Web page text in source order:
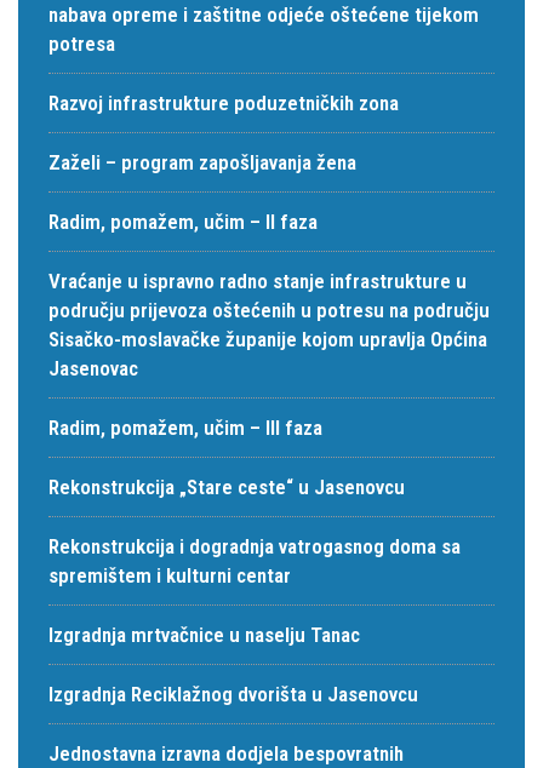
nabava opreme i zaštitne odjeće oštećene tijekom
potresa
Razvoj infrastrukture poduzetničkih zona
Zaželi – program zapošljavanja žena
Radim, pomažem, učim – II faza
Vraćanje u ispravno radno stanje infrastrukture u
području prijevoza oštećenih u potresu na području
Sisačko-moslavačke županije kojom upravlja Općina
Jasenovac
Radim, pomažem, učim – III faza
Rekonstrukcija „Stare ceste“ u Jasenovcu
Rekonstrukcija i dogradnja vatrogasnog doma sa
spremištem i kulturni centar
Izgradnja mrtvačnice u naselju Tanac
Izgradnja Reciklažnog dvorišta u Jasenovcu
Jednostavna izravna dodjela bespovratnih